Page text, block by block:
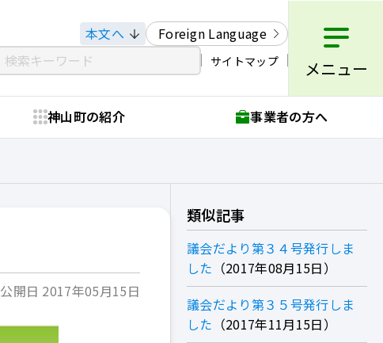
本文へ Foreign Language
サイトマップ メニュー
神山町の紹介 事業者の方へ
公開日 2017年05月15日
類似記事
議会だより第３４号発行しま
した
2017年08月15日
議会だより第３５号発行しま
した
2017年11月15日